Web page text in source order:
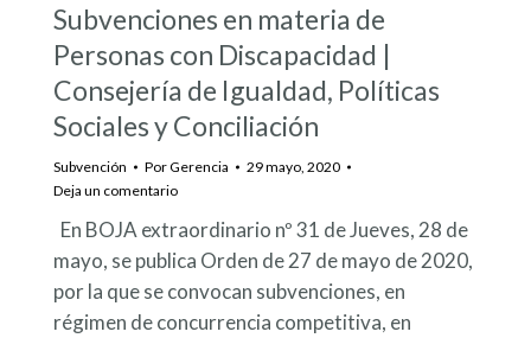
Subvenciones en materia de
Personas con Discapacidad |
Consejería de Igualdad, Políticas
Sociales y Conciliación
Subvención PorGerencia
29 mayo, 2020
Deja un comentario
En BOJA extraordinario nº 31 de Jueves, 28 de
mayo, se publica Orden de 27 de mayo de 2020,
por la que se convocan subvenciones, en
régimen de concurrencia competitiva, en